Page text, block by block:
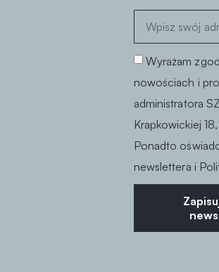
Wyrażam
nowościach i
administratora
Krapkowickiej
Ponadto
newslettera i